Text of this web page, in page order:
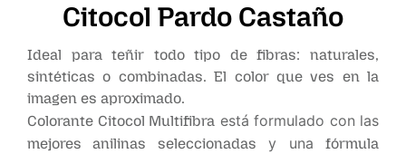
Citocol Pardo Castaño
Ideal para teñir todo tipo de fibras: naturales,
sintéticas o combinadas. El color que ves en la
imagen es aproximado.
Colorante Citocol Multifibra está formulado con las
mejores anilinas seleccionadas y unafórmula